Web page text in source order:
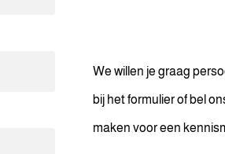
We willen je graag
bij het formulier of bel
maken voor een